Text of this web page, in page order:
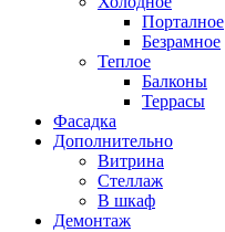
Порталное
Безрамное
Теплое
Балконы
Террасы
Фасадка
Дополнительно
Витрина
Стеллаж
В шкаф
Демонтаж